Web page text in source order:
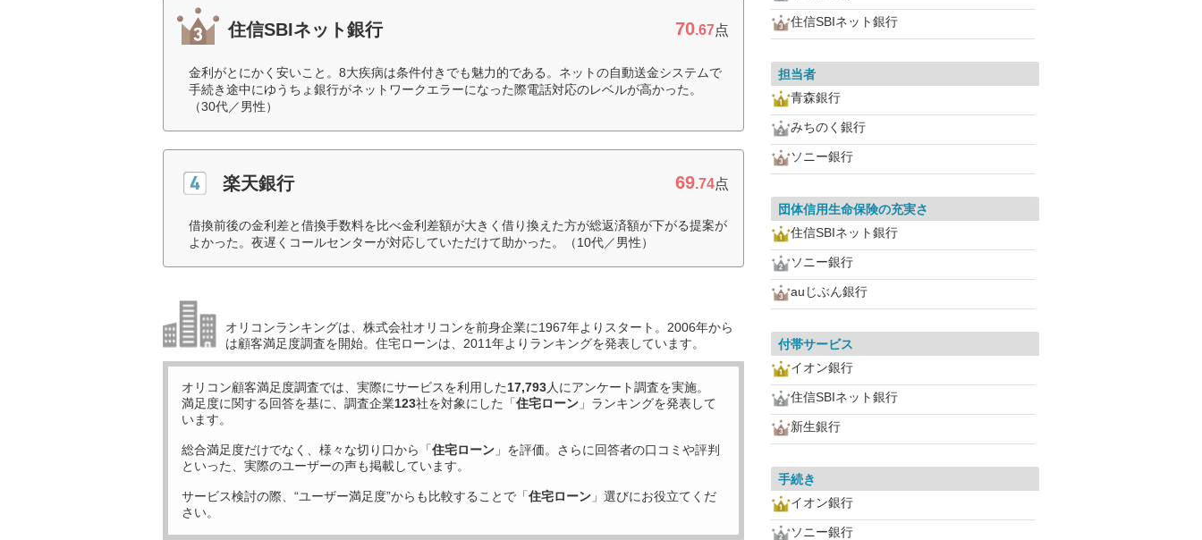
住信SBIネット銀行 70.67点
金利がとにかく安いこと。8大疾病は条件付きでも魅力的である。ネットの自動送金システムで
手続き途中にゆうちょ銀行がネットワークエラーになった際電話対応のレベルが高かった。
（30代／男性）
楽天銀行 69.74点
借換前後の金利差と借換手数料を比べ金利差額が大きく借り換えた方が総返済額が下がる提案が
よかった。夜遅くコールセンターが対応していただけて助かった。（10代／男性）
オリコンランキングは、株式会社オリコンを前身企業に1967年よりスタート。2006年から
は顧客満足度調査を開始。住宅ローンは、2011年よりランキングを発表しています。
オリコン顧客満足度調査では、実際にサービスを利用した17,793人にアンケート調査を実施。
満足度に関する回答を基に、調査企業123社を対象にした「住宅ローン 」ランキングを発表して
います。
総合満足度だけでなく、様々な切り口から「住宅ローン 」を評価。さらに回答者の口コミや評判
といった、実際のユーザーの声も掲載しています。
サービス検討の際、“ユーザー満足度”からも比較することで「住宅ローン 」選びにお役立てくだ
さい。
住信SBIネット銀行
担当者
青森銀行
みちのく銀行
ソニー銀行
団体信用生命保険の充実さ
住信SBIネット銀行
ソニー銀行
auじぶん銀行
付帯サービス
イオン銀行
住信SBIネット銀行
新生銀行
手続き
イオン銀行
ソニー銀行